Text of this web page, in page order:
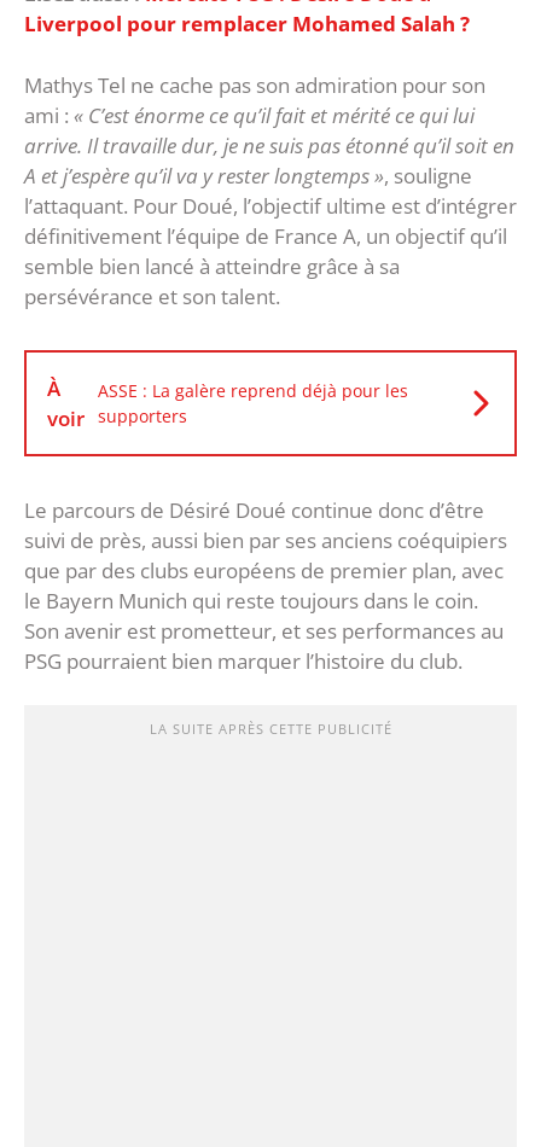
Liverpool pour remplacer Mohamed Salah ?
Mathys Tel ne cache pas son admiration pour son
ami : « C’est énorme ce qu’il fait et mérité ce qui lui
arrive. Il travaille dur, je ne suis pas étonné qu’il soit en
A et j’espère qu’il va y rester longtemps », souligne
l’attaquant. Pour Doué, l’objectif ultime est d’intégrer
définitivement l’équipe de France A, un objectif qu’il
semble bien lancé à atteindre grâce à sa
persévérance et son talent.
À
voir
ASSE : La galère reprend déjà pour les
supporters
Le parcours de Désiré Doué continue donc d’être
suivi de près, aussi bien par ses anciens coéquipiers
que par des clubs européens de premier plan, avec
le Bayern Munich qui reste toujours dans le coin.
Son avenir est prometteur, et ses performances au
PSG pourraient bien marquer l’histoire du club.
LA SUITE APRÈS CETTE PUBLICITÉ